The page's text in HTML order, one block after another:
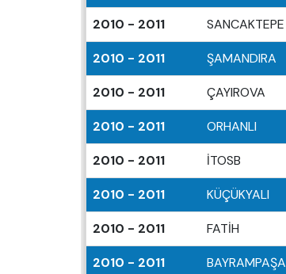
2010 - 2011 SANCAKTEPE
2010 - 2011 ŞAMANDIRA
2010 - 2011 ÇAYIROVA
2010 - 2011 ORHANLI
2010 - 2011 İTOSB
2010 - 2011 KÜÇÜKYALI
2010 - 2011 FATİH
2010 - 2011 BAYRAMPAŞA